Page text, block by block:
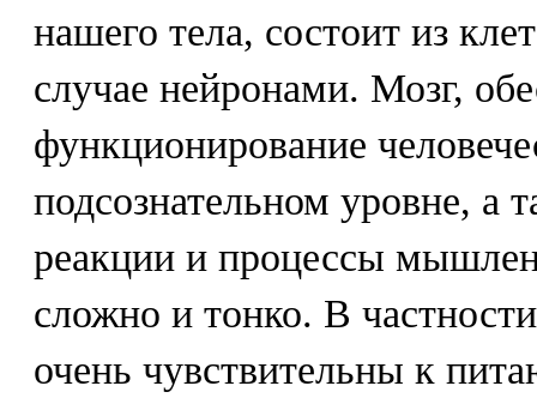
нашего тела, состоит из
случае нейронами. Мозг,
функционирование
подсознательном уровне, а
реакции и процессы
сложно и тонко. В
очень чувствительны к